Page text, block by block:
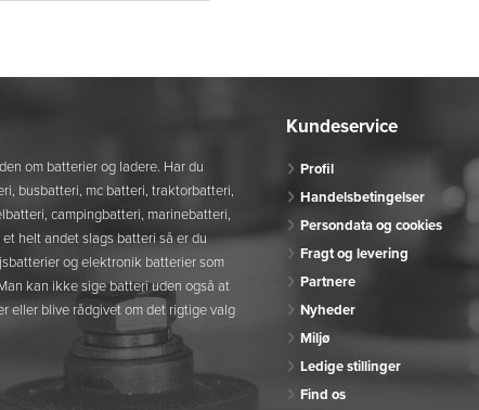
om batterier og ladere. Har du
busbatteri, mc batteri, traktorbatteri,
campingbatteri, marinebatteri,
helt andet slags batteri så er du
og elektronik batterier som
kan ikke sige batteri uden også at
eller blive rådgivet om det rigtige valg
Kundeservice
Profil
Handelsbetingelser
Persondata og cookies
Fragt og levering
Partnere
Nyheder
Miljø
Ledige stillinger
Find os